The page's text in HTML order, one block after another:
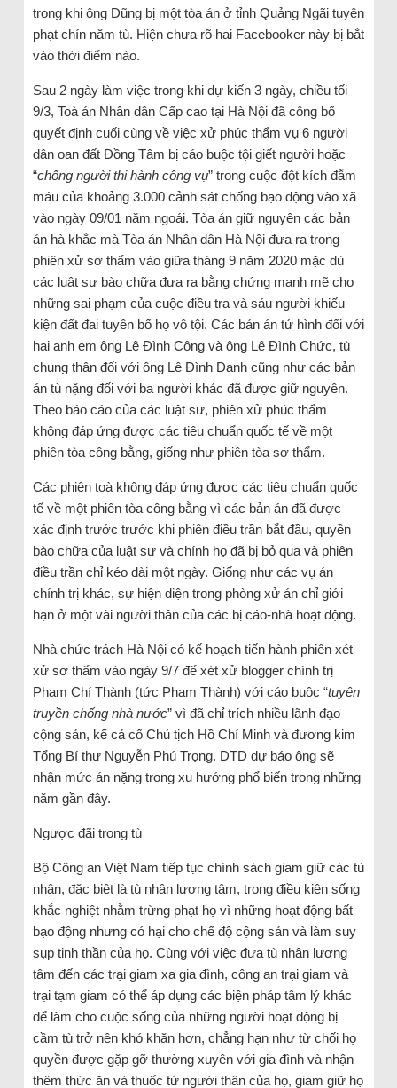
trong khi ông Dũng bị một tòa án ở tỉnh Quảng Ngãi tuyên
phạt chín năm tù. Hiện chưa rõ hai Facebooker này bị bắt
vào thời điểm nào.
Sau 2 ngày làm việc trong khi dự kiến ​​3 ngày, chiều tối
9/3, Toà án Nhân dân Cấp cao tại Hà Nội đã công bố
quyết định cuối cùng về việc xử phúc thẩm vụ 6 người
dân oan đất Đồng Tâm bị cáo buộc tội giết người hoặc
“chống người thi hành công vụ” trong cuộc đột kích đẫm
máu của khoảng 3.000 cảnh sát chống bạo động vào xã
vào ngày 09/01 năm ngoái. Tòa án giữ nguyên các bản
án hà khắc mà Tòa án Nhân dân Hà Nội đưa ra trong
phiên xử sơ thẩm vào giữa tháng 9 năm 2020 mặc dù
các luật sư bào chữa đưa ra bằng chứng mạnh mẽ cho
những sai phạm của cuộc điều tra và sáu người khiếu
kiện đất đai tuyên bố họ vô tội. Các bản án tử hình đối với
hai anh em ông Lê Đình Công và ông Lê Đình Chức, tù
chung thân đối với ông Lê Đình Danh cũng như các bản
án tù nặng đối với ba người khác đã được giữ nguyên.
Theo báo cáo của các luật sư, phiên xử phúc thẩm
không đáp ứng được các tiêu chuẩn quốc tế về một
phiên tòa công bằng, giống như phiên tòa sơ thẩm.
Các phiên toà không đáp ứng được các tiêu chuẩn quốc
tế về một phiên tòa công bằng vì các bản án đã được
xác định trước trước khi phiên điều trần bắt đầu, quyền
bào chữa của luật sư và chính họ đã bị bỏ qua và phiên
điều trần chỉ kéo dài một ngày. Giống như các vụ án
chính trị khác, sự hiện diện trong phòng xử án chỉ giới
hạn ở một vài người thân của các bị cáo-nhà hoạt động.
Nhà chức trách Hà Nội có kế hoạch tiến hành phiên xét
xử sơ thẩm vào ngày 9/7 để xét xử blogger chính trị
Phạm Chí Thành (tức Phạm Thành) với cáo buộc “tuyên
truyền chống nhà nước” vì đã chỉ trích nhiều lãnh đạo
cộng sản, kể cả cố Chủ tịch Hồ Chí Minh và đương kim
Tổng Bí thư Nguyễn Phú Trọng. DTD dự báo ông sẽ
nhận mức án nặng trong xu hướng phổ biến trong những
năm gần đây.
Ngược đãi trong tù
Bộ Công an Việt Nam tiếp tục chính sách giam giữ các tù
nhân, đặc biệt là tù nhân lương tâm, trong điều kiện sống
khắc nghiệt nhằm trừng phạt họ vì những hoạt động bất
bạo động nhưng có hại cho chế độ cộng sản và làm suy
sụp tinh thần của họ. Cùng với việc đưa tù nhân lương
tâm đến các trại giam xa gia đình, công an trại giam và
trại tạm giam có thể áp dụng các biện pháp tâm lý khác
để làm cho cuộc sống của những người hoạt động bị
cầm tù trở nên khó khăn hơn, chẳng hạn như từ chối họ
quyền được gặp gỡ thường xuyên với gia đình và nhận
thêm thức ăn và thuốc từ người thân của họ, giam giữ họ